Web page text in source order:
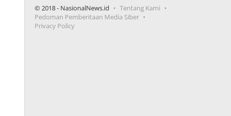
© 2018 - NasionalNews.id
Tentang Kami
Pedoman Pemberitaan Media Siber
Privacy Policy